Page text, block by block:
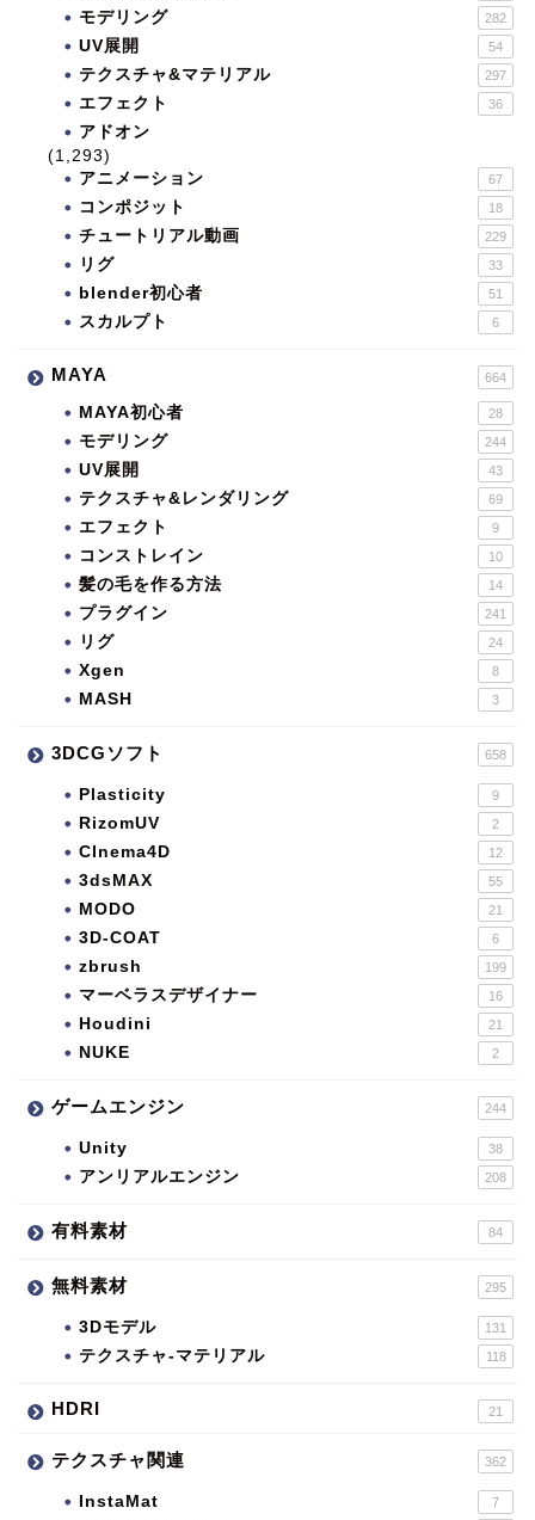
モデリング 282
UV展開 54
テクスチャ&マテリアル 297
エフェクト 36
アドオン
(1,293)
アニメーション
67
コンポジット 18
チュートリアル動画 229
リグ 33
blender初心者 51
スカルプト 6
MAYA 664
MAYA初心者 28
モデリング 244
UV展開 43
テクスチャ&レンダリング 69
エフェクト 9
コンストレイン 10
髪の毛を作る方法 14
プラグイン 241
リグ 24
Xgen 8
MASH 3
3DCGソフト 658
Plasticity 9
RizomUV 2
CInema4D 12
3dsMAX 55
MODO 21
3D-COAT 6
zbrush 199
マーベラスデザイナー 16
Houdini 21
NUKE 2
ゲームエンジン 244
Unity 38
アンリアルエンジン 208
有料素材 84
無料素材 295
3Dモデル 131
テクスチャ-マテリアル 118
HDRI 21
テクスチャ関連 362
InstaMat 7